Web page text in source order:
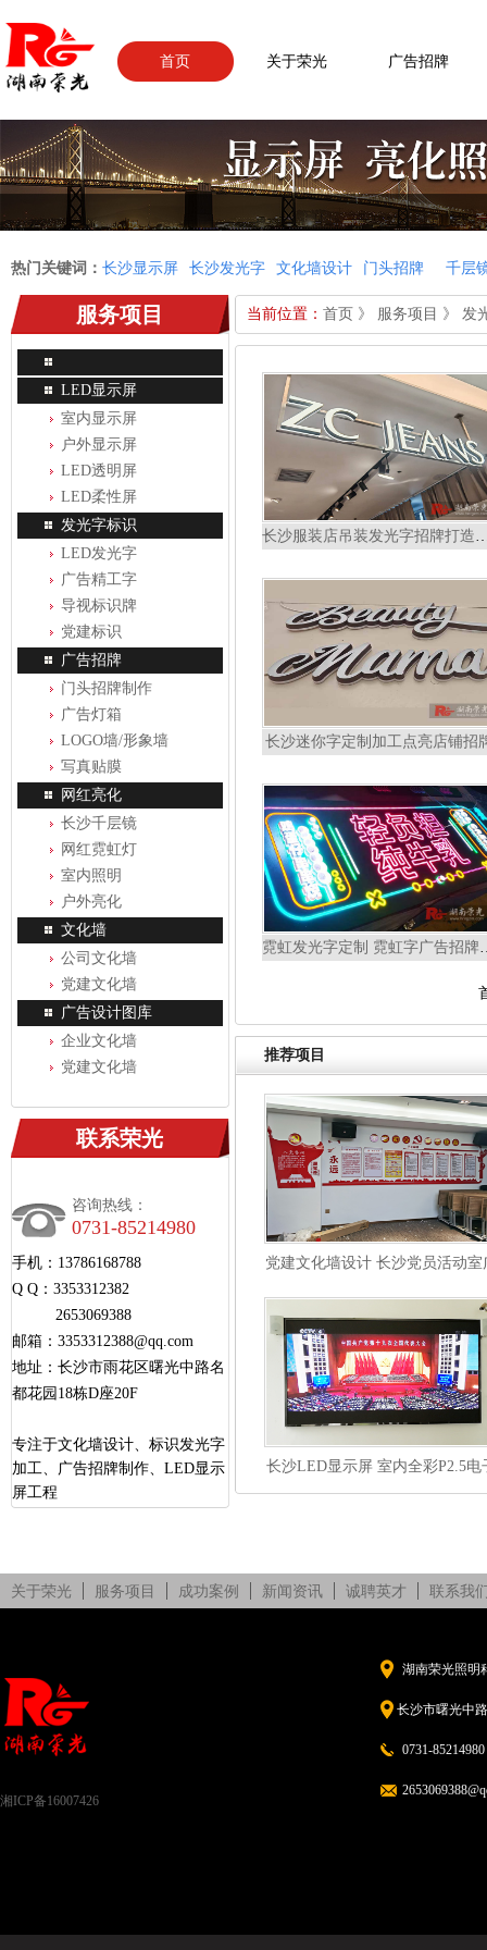
首页 关于荣光 广告招牌
热门关键词： 长沙显示屏 长沙发光字 文化墙设计 门头招牌 千层
服务项目
LED显示屏
室内显示屏
户外显示屏
LED透明屏
LED柔性屏
发光字标识
LED发光字
广告精工字
导视标识牌
党建标识
广告招牌
门头招牌制作
广告灯箱
LOGO墙/形象墙
写真贴膜
网红亮化
长沙千层镜
网红霓虹灯
室内照明
户外亮化
文化墙
公司文化墙
党建文化墙
广告设计图库
企业文化墙
党建文化墙
联系荣光
咨询热线：
0731-85214980
手机：13786168788
Q Q：3353312382
2653069388
邮箱：3353312388@qq.com
地址：长沙市雨花区曙光中路名
都花园18栋D座20F
专注于文化墙设计、标识发光字
加工、广告招牌制作、LED显示
屏工程
当前位置： 首页 》 服务项目 》 发
长沙服装店吊装发光字招牌
长沙迷你字定制加工点亮店铺招
霓虹发光字
推荐项目
党建文化墙设计 长沙党员活动室
告制作
长沙LED显示屏 室内全彩P2.5电
显示屏
关于荣光 服务项目 成功案例 新闻资讯 诚聘英才 联系我
湘ICP备16007426
湖南荣光照明
长沙市曙光中
0731-85214980